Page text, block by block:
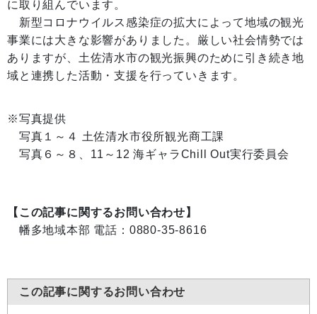
に取り組んでいます。
新型コロナウイルス感染症の拡大によって地域の観光
事業には大きな影響がありました。厳しい社会情勢では
ありますが、土佐清水市の観光振興のために引き続き地
域と連携した活動・支援を行っていきます。
※写真提供
写真１～４ 土佐清水市役所観光商工課
写真６～８、11～12 海ギャラChill Out実行委員会
【この記事に関するお問い合わせ】
幡多地域本部 電話：0880-35-8616
この記事に関するお問い合わせ